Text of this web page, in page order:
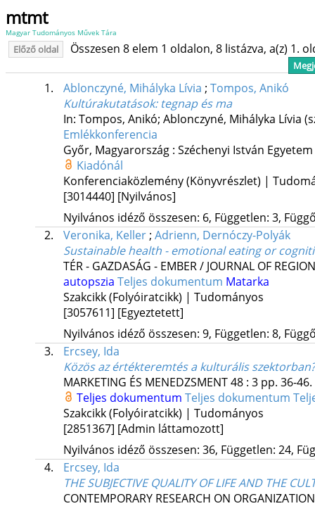
mtmt
Magyar Tudományos Művek Tára
Előző oldal Összesen 8 elem 1 oldalon, 8 listázva, a(z) 1.
1. Ablonczyné, Mihályka Lívia ; Tompos, Anikó
Kultúrakutatások: tegnap és ma
In: Tompos, Anikó; Ablonczyné, Mihályka Lívia
Emlékkonferencia
Győr, Magyarország : Széchenyi István
Kiadónál
Konferenciaközlemény (Könyvrészlet) |
[3014440] [Nyilvános]
Nyilvános idéző összesen: 6, Független: 3,
2.
Veronika, Keller; Adrienn, Dernóczy-Polyák
Sustainable health - emotional eating or
TÉR - GAZDASÁG - EMBER / JOURNAL OF
autopszia Teljes dokumentum Matarka
Szakcikk (Folyóiratcikk) | Tudományos
[3057611] [Egyeztetett]
Nyilvános idéző összesen: 9, Független: 8,
3.
Ercsey, Ida
Közös az értékteremtés a kulturális szektorban?
MARKETING ÉS MENEDZSMENT48: 3 pp. 36-
Teljes dokumentum Teljes dokumentum
Szakcikk (Folyóiratcikk) | Tudományos
[2851367] [Admin láttamozott]
Nyilvános idéző összesen: 36, Független: 24,
4.
Ercsey, Ida
THE SUBJECTIVE QUALITY OF LIFE AND THE
CONTEMPORARY RESEARCH ON